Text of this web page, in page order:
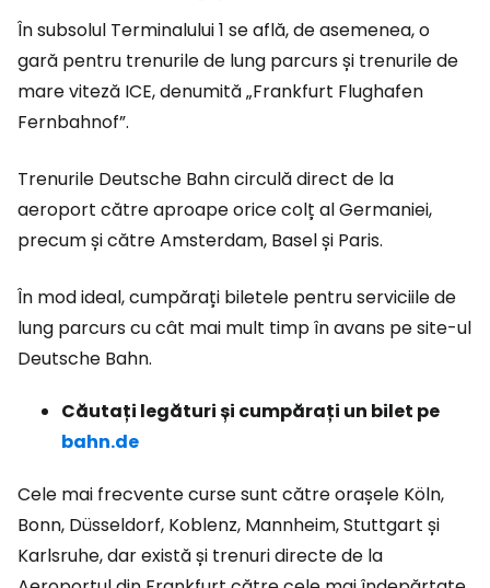
În subsolul Terminalului 1 se află, de asemenea, o
gară pentru trenurile de lung parcurs și trenurile de
mare viteză ICE, denumită „Frankfurt Flughafen
Fernbahnof”.
Trenurile Deutsche Bahn circulă direct de la
aeroport către aproape orice colț al Germaniei,
precum și către Amsterdam, Basel și Paris.
În mod ideal, cumpărați biletele pentru serviciile de
lung parcurs cu cât mai mult timp în avans pe site-ul
Deutsche Bahn.
Căutați legături și cumpărați un bilet pe
bahn.de
Cele mai frecvente curse sunt către orașele Köln,
Bonn, Düsseldorf, Koblenz, Mannheim, Stuttgart și
Karlsruhe, dar există și trenuri directe de la